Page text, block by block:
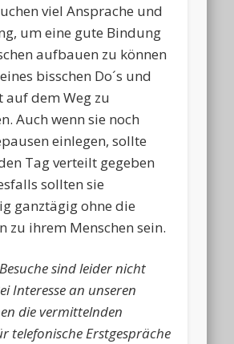
viel Ansprache und
um eine gute Bindung
aufbauen zu können
bisschen Do´s und
auf dem Weg zu
Auch wenn sie noch
einlegen, sollte
Tag verteilt gegeben
sollten sie
ganztägig ohne die
zu ihrem Menschen sein.
sind leider nicht
Interesse an unseren
die vermittelnden
telefonische Erstgespräche